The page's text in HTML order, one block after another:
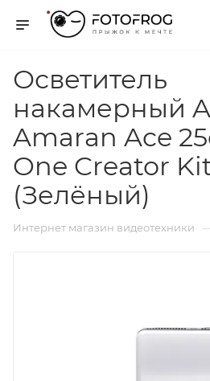
Осветитель
накамерный
Amaran Ace
One Creator
(Зелёный)
Интернет магазин видеотехники